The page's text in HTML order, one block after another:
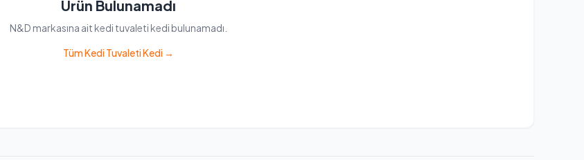
Ürün Bulunamadı
N&D markasına ait kedi tuvaleti kedi bulunamadı.
Tüm Kedi Tuvaleti Kedi →